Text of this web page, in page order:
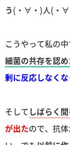
う(・∀・)人(・∀
こうやって私の
細菌の共存を認
剰に反応しなく
そして しばらく
が出たので、抗